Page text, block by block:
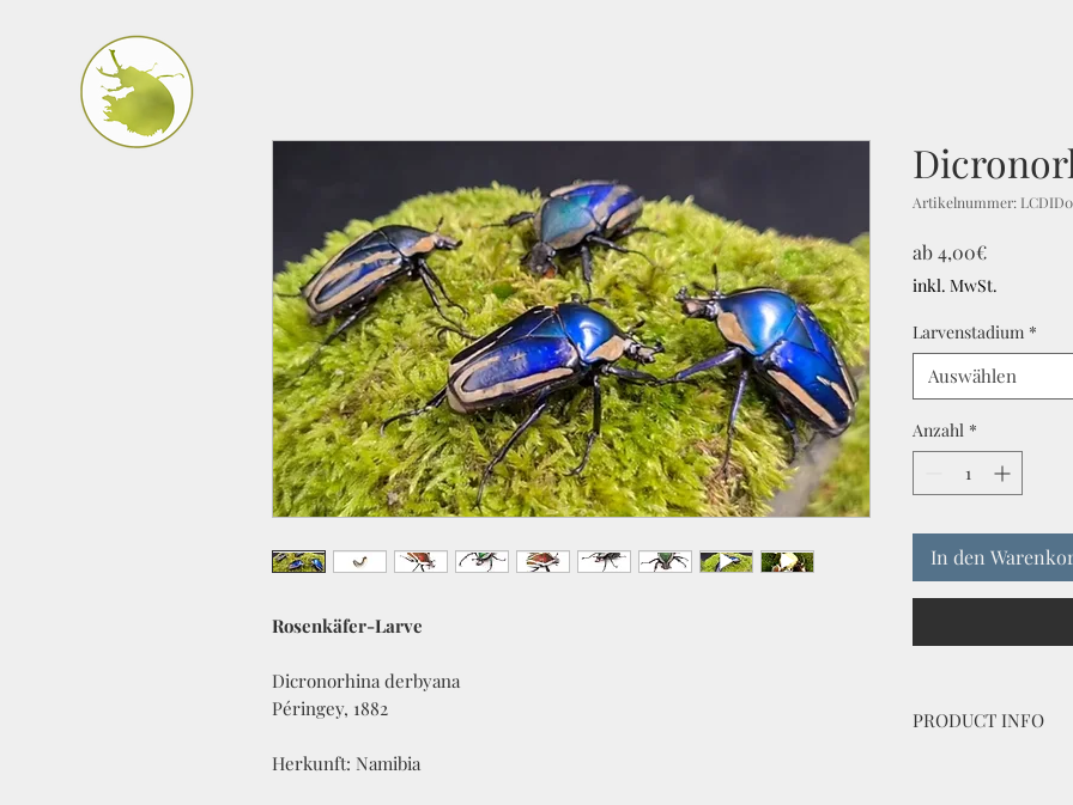
Rosenkäfer-Larve
Dicronorhina derbyana
Péringey, 1882
Herkunft: Namibia
Artikelnummer:
ab4,00€Sale-
Preis
inkl. MwSt.
Larvenstadium *
Auswählen
Anzahl *
In den
PRODUCT INFO